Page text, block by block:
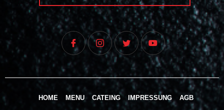
HOME MENU CATEING IMPRESSUNG AGB